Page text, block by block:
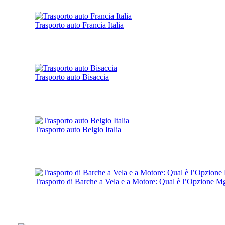
Trasporto auto Francia Italia
Trasporto auto Bisaccia
Trasporto auto Belgio Italia
Trasporto di Barche a Vela e a Motore: Qual è l’Opzione